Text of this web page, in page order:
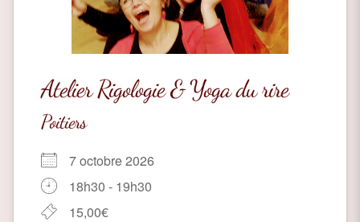
Atelier Rigologie & Yoga du rire
Poitiers
7 octobre 2026
18h30 - 19h30
15,00€